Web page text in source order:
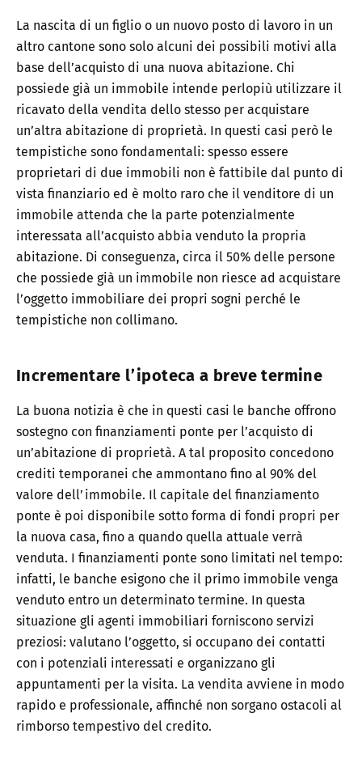
La nascita di un figlio o un nuovo posto di lavoro in un
altro cantone sono solo alcuni dei possibili motivi alla
base dell’acquisto di una nuova abitazione. Chi
possiede già un immobile intende perlopiù utilizzare il
ricavato della vendita dello stesso per acquistare
un’altra abitazione di proprietà. In questi casi però le
tempistiche sono fondamentali: spesso essere
proprietari di due immobili non è fattibile dal punto di
vista finanziario ed è molto raro che il venditore di un
immobile attenda che la parte potenzialmente
interessata all’acquisto abbia venduto la propria
abitazione. Di conseguenza, circa il 50% delle persone
che possiede già un immobile non riesce ad acquistare
l’oggetto immobiliare dei propri sogni perché le
tempistiche non collimano.
Incrementare l’ipoteca a breve termine
La buona notizia è che in questi casi le banche offrono
sostegno con finanziamenti ponte per l’acquisto di
un’abitazione di proprietà. A tal proposito concedono
crediti temporanei che ammontano fino al 90% del
valore dell’immobile. Il capitale del finanziamento
ponte è poi disponibile sotto forma di fondi propri per
la nuova casa, fino a quando quella attuale verrà
venduta. I finanziamenti ponte sono limitati nel tempo:
infatti, le banche esigono che il primo immobile venga
venduto entro un determinato termine. In questa
situazione gli agenti immobiliari forniscono servizi
preziosi: valutano l’oggetto, si occupano dei contatti
con i potenziali interessati e organizzano gli
appuntamenti per la visita. La vendita avviene in modo
rapido e professionale, affinché non sorgano ostacoli al
rimborso tempestivo del credito.